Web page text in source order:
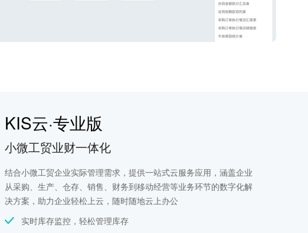
KIS云·专业版
小微工贸业财一体化
结合小微工贸企业实际管理需求，提供一站式云服务应用，涵盖企业
从采购、生产、仓存、销售、财务到移动经营等业务环节的数字化解
决方案，助力企业轻松上云，随时随地云上办公
实时库存监控，轻松管理库存